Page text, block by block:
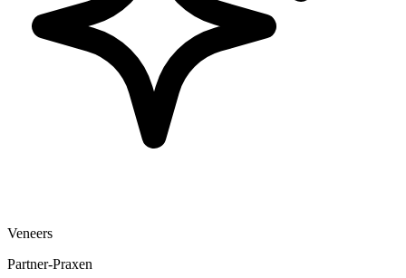
Veneers
Partner-Praxen